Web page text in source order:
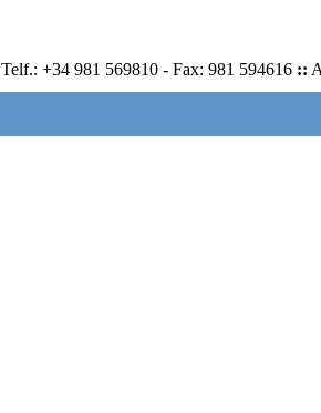
Telf.: +34 981 569810 - Fax: 981 594616 ::